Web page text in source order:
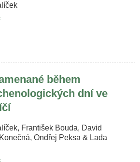
během
dní ve
František Bouda, David
Ondřej Peksa & Lada